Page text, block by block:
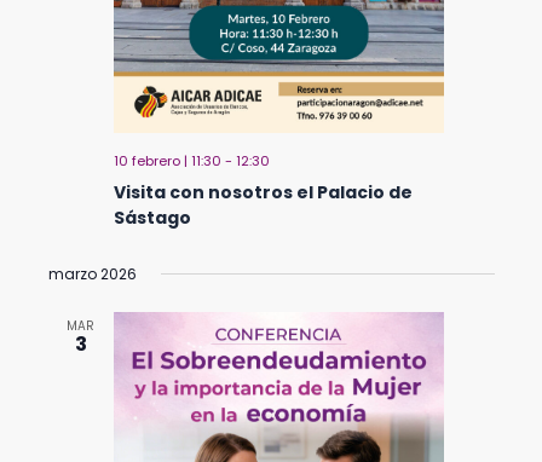
Visita con nosotros el Palacio de
Sástago
10 febrero | 11:30 - 12:30
marzo 2026
MAR
3